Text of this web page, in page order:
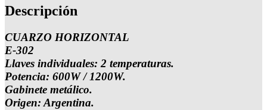
Descripción
CUARZO HORIZONTAL
E-302
Llaves individuales: 2 temperaturas.
Potencia: 600W / 1200W.
Gabinete metálico.
Origen: Argentina.